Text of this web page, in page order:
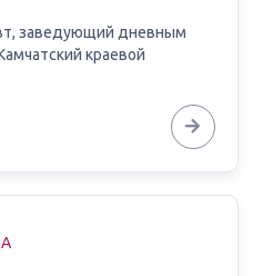
заведующий дневным
краевой